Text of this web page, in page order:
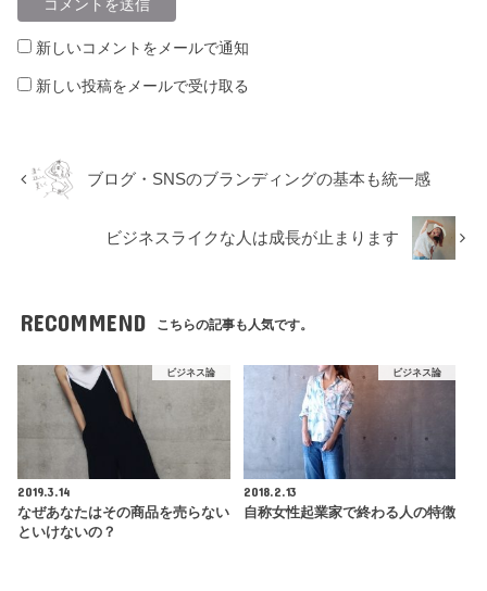
新しいコメントをメールで通知
新しい投稿をメールで受け取る
ブログ・SNSのブランディングの基本も統一感
ビジネスライクな人は成長が止まります
RECOMMEND こちらの記事も人気です。
ビジネス論
2019.3.14
なぜあなたはその商品を売らない
といけないの？
ビジネス論
2018.2.13
自称女性起業家で終わる人の特徴